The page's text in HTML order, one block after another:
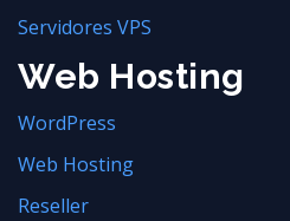
Servidores VPS
Web Hosting
WordPress
Web Hosting
Reseller